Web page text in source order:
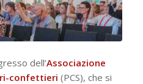
dell’Associazione
confettieri (PCS), che si